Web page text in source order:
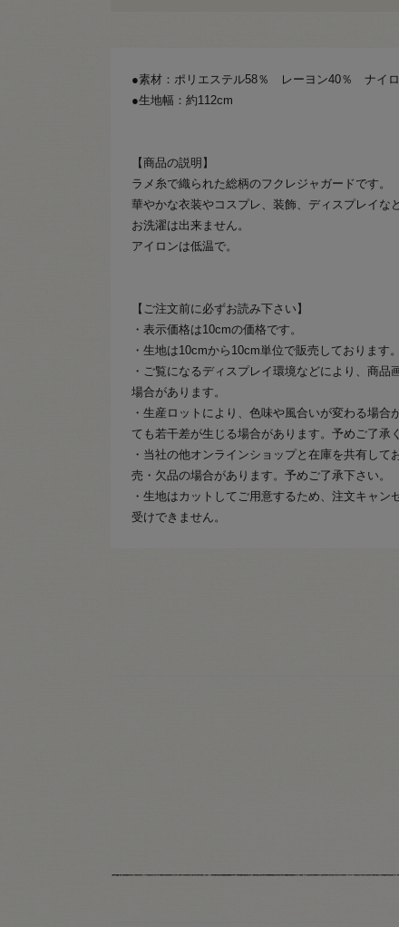
●素材：ポリエステル58％ レーヨン40％ ナイロ
●生地幅：約112cm
【商品の説明】
ラメ糸で織られた総柄のフクレジャガードです。
華やかな衣装やコスプレ、装飾、ディスプレイな
お洗濯は出来ません。
アイロンは低温で。
【ご注文前に必ずお読み下さい】
・表示価格は10cmの価格です。
・生地は10cmから10cm単位で販売しております。
・ご覧になるディスプレイ環境などにより、商品
場合があります。
・生産ロットにより、色味や風合いが変わる場合
ても若干差が生じる場合があります。予めご了承
・当社の他オンラインショップと在庫を共有して
売・欠品の場合があります。予めご了承下さい。
・生地はカットしてご用意するため、注文キャン
受けできません。